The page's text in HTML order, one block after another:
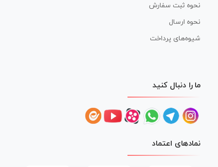
نحوه ثبت سفارش
نحوه ارسال
شیوه‌های پرداخت
ما را دنبال کنید
نمادهای اعتماد